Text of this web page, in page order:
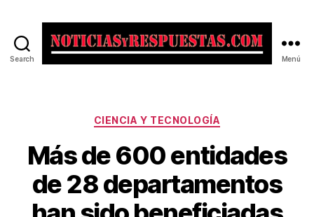
Search Menú
Categorías
CIENCIA Y TECNOLOGÍA
Más de 600 entidades
de 28 departamentos